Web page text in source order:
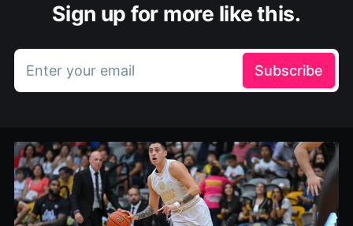
Sign up for more like this.
Enter your email Subscribe